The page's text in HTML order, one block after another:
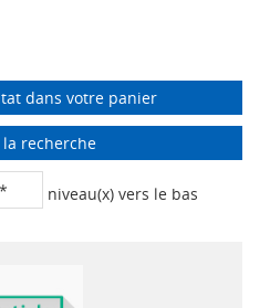
dans votre panier
recherche
niveau(x) vers le bas